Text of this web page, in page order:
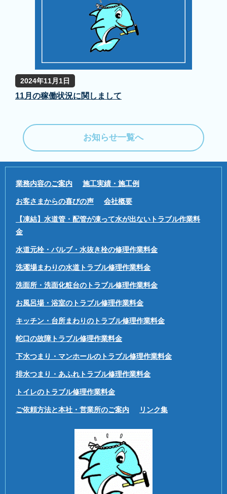
2024年11月1日
11月の稼働状況に関しまして
お知らせ一覧へ
業務内容のご案内 施工実績・施工例
お客さまからの喜びの声 会社概要
【凍結】水道管・配管が凍って水が出ないトラブル作業料
金
水道元栓・バルブ・水抜き栓の修理作業料金
洗濯場まわりの水道トラブル修理作業料金
洗面所・洗面化粧台のトラブル修理作業料金
お風呂場・浴室のトラブル修理作業料金
キッチン・台所まわりのトラブル修理作業料金
蛇口の故障トラブル修理作業料金
下水つまり・マンホールのトラブル修理作業料金
排水つまり・あふれトラブル修理作業料金
トイレのトラブル修理作業料金
ご依頼方法と本社・営業所のご案内 リンク集